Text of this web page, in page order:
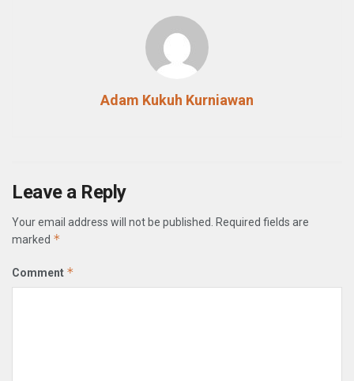
Adam Kukuh Kurniawan
Leave a Reply
Your email address will not be published.
Required fields are
marked *
Comment *